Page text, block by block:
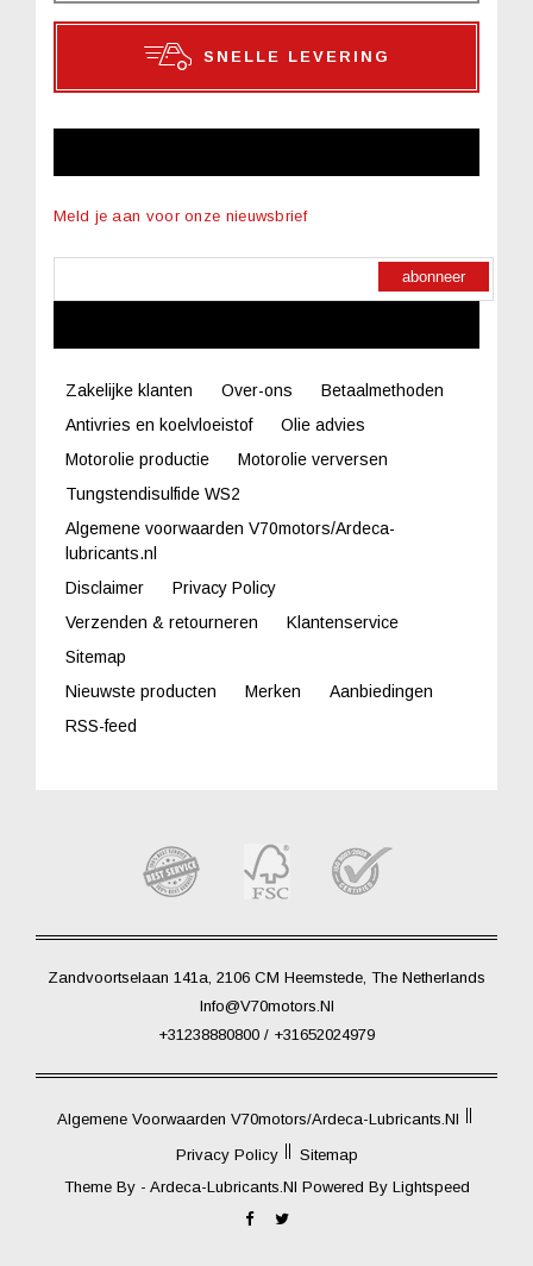
SNELLE LEVERING
Meld je aan voor onze nieuwsbrief
abonneer
Zakelijke klanten Over-ons
Betaalmethoden
Antivries en koelvloeistof
Olie advies
Motorolie productie
Motorolie verversen
Tungstendisulfide WS2
Algemene voorwaarden V70motors/Ardeca-
lubricants.nl
Disclaimer
Privacy Policy
Verzenden & retourneren
Klantenservice
Sitemap
Nieuwste producten
Merken
Aanbiedingen
RSS-feed
Zandvoortselaan 141a, 2106 CM Heemstede, The Netherlands
Info@V70motors.nl
+31238880800 / +31652024979
Algemene Voorwaarden V70motors/Ardeca-Lubricants.nl
Privacy Policy
Sitemap
Theme By - Ardeca-Lubricants.nl Powered By Lightspeed